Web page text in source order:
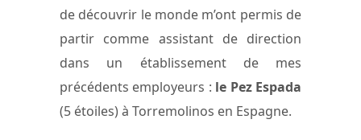
de découvrir le monde m’ont permis de
partir comme assistant de direction
dans un établissement de mes
précédents employeurs : le Pez Espada
(5 étoiles) à Torremolinos en Espagne.